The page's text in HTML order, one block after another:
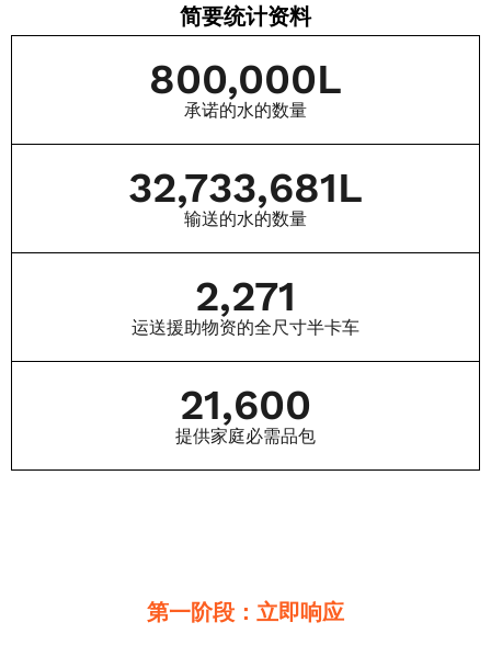
简要统计资料
承诺的水的数量
800,000L
输送的水的数量
32,733,681L
运送援助物资的全尺寸半卡车
2,271
提供家庭必需品包
21,600
第一阶段：立即响应